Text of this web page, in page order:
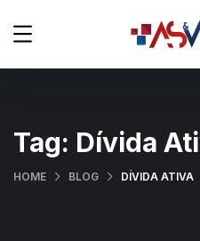
Tag: Dívida
HOME BLOG DÍVIDA ATIVA